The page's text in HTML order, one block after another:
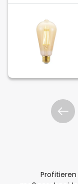
Zurück